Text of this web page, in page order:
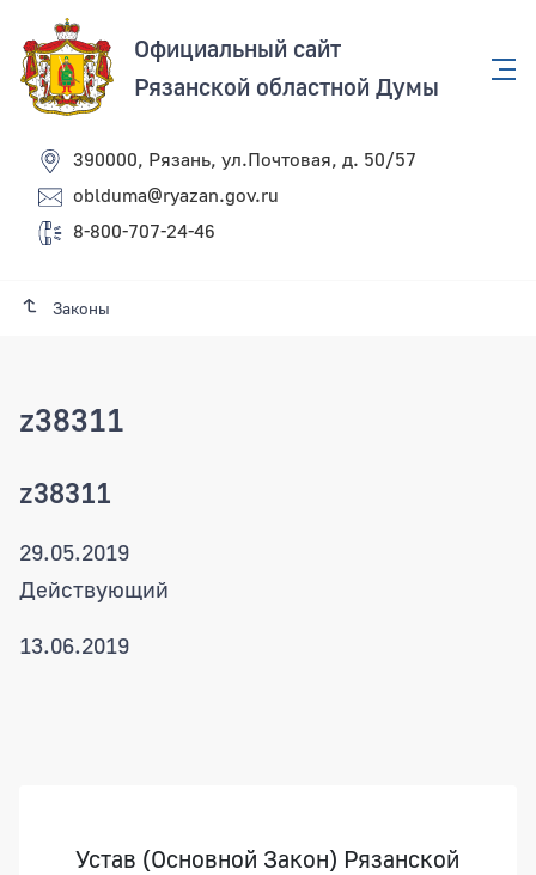
Официальный сайт
Рязанской областной Думы
390000, Рязань, ул.Почтовая, д. 50/57
oblduma@ryazan.gov.ru
8-800-707-24-46
Законы
z38311
z38311
29.05.2019
Действующий
13.06.2019
Устав (Основной Закон) Рязанской